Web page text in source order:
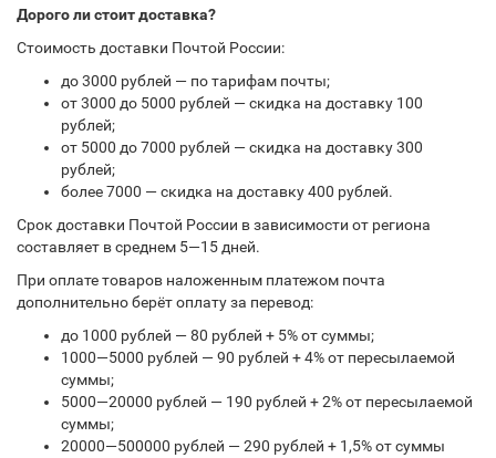
Дорого ли стоит доставка?
Стоимость доставки Почтой России:
до 3000 рублей — по тарифам почты;
от 3000 до 5000 рублей — скидка на доставку 100
рублей;
от 5000 до 7000 рублей — скидка на доставку 300
рублей;
более 7000 — скидка на доставку 400 рублей.
Срок доставки Почтой России в зависимости от региона
составляет в среднем 5—15 дней.
При оплате товаров наложенным платежом почта
дополнительно берёт оплату за перевод:
до 1000 рублей — 80 рублей + 5% от суммы;
1000—5000 рублей — 90 рублей + 4% от пересылаемой
суммы;
5000—20000 рублей — 190 рублей + 2% от пересылаемой
суммы;
20000—500000 рублей — 290 рублей + 1,5% от суммы